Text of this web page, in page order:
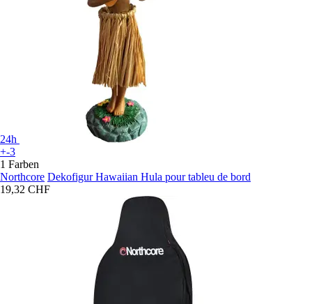
24h
+-3
1 Farben
Northcore Dekofigur Hawaiian Hula pour tableu de bord
19,32 CHF